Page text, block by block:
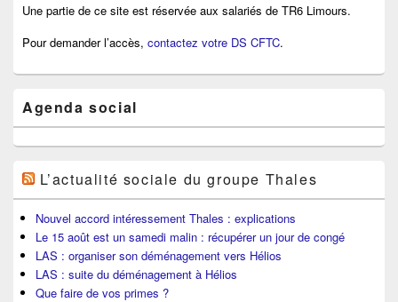
Une partie de ce site est réservée aux salariés de TR6 Limours.
Pour demander l’accès, contactez votre DS CFTC.
Agenda social
L’actualité sociale du groupe Thales
Nouvel accord intéressement Thales : explications
Le 15 août est un samedi malin : récupérer un jour de congé
LAS : organiser son déménagement vers Hélios
LAS : suite du déménagement à Hélios
Que faire de vos primes ?